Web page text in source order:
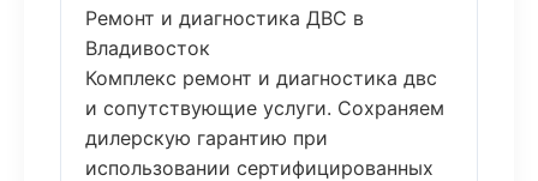
Ремонт и диагностика ДВС в
Владивосток
Комплекс ремонт и диагностика двс
и сопутствующие услуги. Сохраняем
дилерскую гарантию при
использовании сертифицированных